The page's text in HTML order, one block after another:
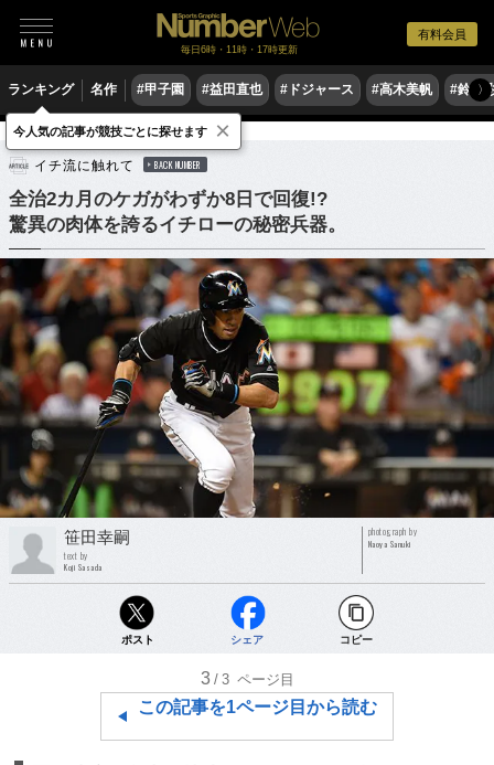
有料会員
毎日6時・11時・17時更新
ランキング 名作 #甲子園 #益田直也 #ドジャース #高木美帆 #鈴木
〉
野球 MLB
イチ流に触れて BACK NUMBER
全治2カ月のケガがわずか8日で回復!?
驚異の肉体を誇るイチローの秘密兵器。
笹田幸嗣
text by
Koji Sasada
photograph by
Naoya Sanuki
ポスト シェア コピー
3 /3 ページ目
この記事を1ページ目から読む
今人気の記事が競技ごとに探せます ×